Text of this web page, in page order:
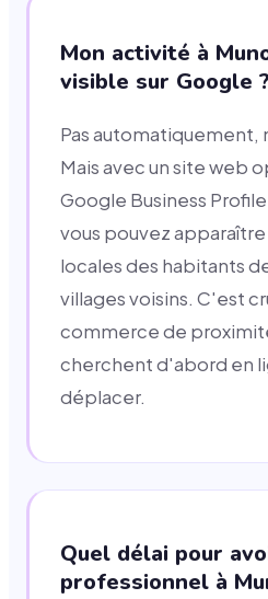
Mon activité à
visible sur Google ?
Pas automatiquement,
Mais avec un site web
Google Business
vous pouvez
locales des habitants
villages voisins. C'est
commerce de
cherchent d'abord en
déplacer.
Quel délai pour
professionnel à